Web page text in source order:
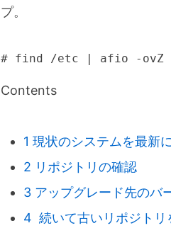
プ。
# find /etc | afio -ovZ
Contents
1 現状のシステムを最新
2 リポジトリの確認
3 アップグレード先のバ
4 続いて古いリポジトリ